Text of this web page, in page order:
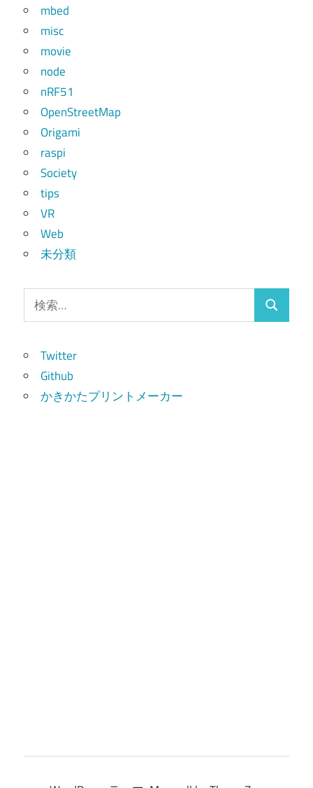
mbed
misc
movie
node
nRF51
OpenStreetMap
Origami
raspi
Society
tips
VR
Web
未分類
索:
検
Twitter
Github
かきかたプリントメーカー